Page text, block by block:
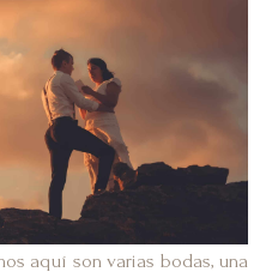
aquí son varias bodas, una